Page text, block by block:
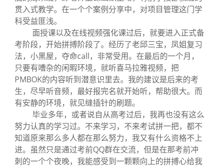
贯入式教学。在一个个案例分享中，对项目管理这门学
科受益匪浅。
面授课以及在线视频强化课过后，就要进入正式备
考阶段，开始拼搏阶段了。经历了老邱三宝，凤姐复习
法，小黑屋，夺命call，非常受用。在最后的一个月，
只要有嘈杂的闲暇环境，就听喜马拉雅视频，把
PMBOK的内容听到潜意识里去。我的建议是后来的考
生，尽早听音频，最好报完名就开始听，帮助很大。而
有安静的环境，就见缝插针的刷题。
毕业多年，或者说自从高考过后，我再也没有这么
努力认真的学习过。不来学习，不来考试拼一把，都不
知道原来那么多人都在那么努力，我又有什么资格不上
进。虽然只是通过考前QQ群在交流，但是在那考前冲
刺的一个个夜晚，我能感受到一颗颗向上的拼搏心给我